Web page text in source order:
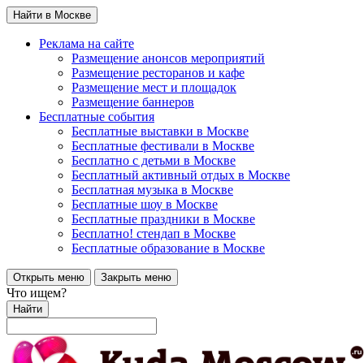
Найти в Москве
Реклама на сайте
Размещение анонсов мероприятий
Размещение ресторанов и кафе
Размещение мест и площадок
Размещение баннеров
Бесплатные события
Бесплатные выставки в Москве
Бесплатные фестивали в Москве
Бесплатно с детьми в Москве
Бесплатный активный отдых в Москве
Бесплатная музыка в Москве
Бесплатные шоу в Москве
Бесплатные праздники в Москве
Бесплатно! стендап в Москве
Бесплатные образование в Москве
Открыть меню Закрыть меню
Что ищем?
Найти